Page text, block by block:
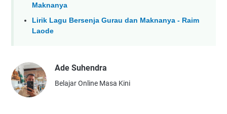
Maknanya
Lirik Lagu Bersenja Gurau dan Maknanya - Raim
Laode
Ade Suhendra
Belajar Online Masa Kini